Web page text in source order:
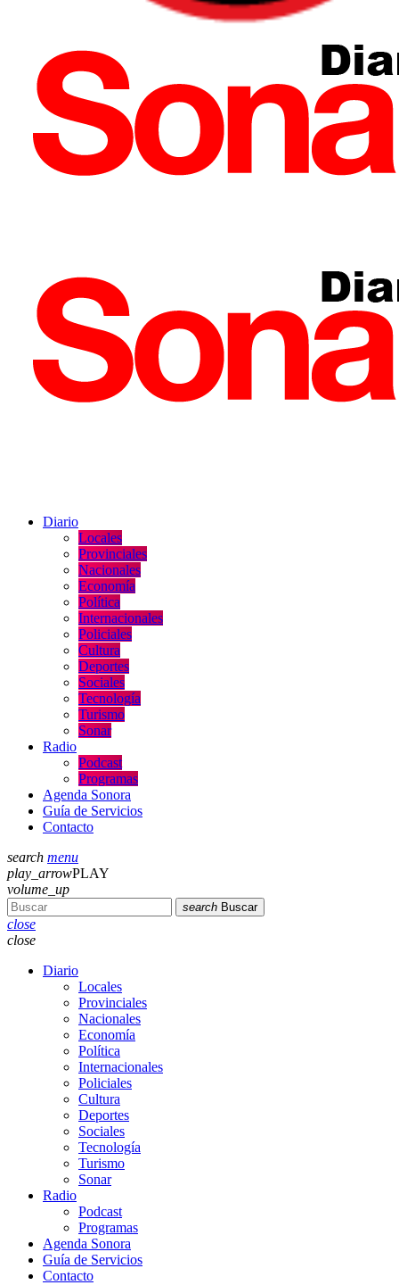
Diario
Locales
Provinciales
Nacionales
Economía
Política
Internacionales
Policiales
Cultura
Deportes
Sociales
Tecnología
Turismo
Sonar
Radio
Podcast
Programas
Agenda Sonora
Guía de Servicios
Contacto
search menu
play_arrowPLAY
volume_up
search Buscar
close
close
Diario
Locales
Provinciales
Nacionales
Economía
Política
Internacionales
Policiales
Cultura
Deportes
Sociales
Tecnología
Turismo
Sonar
Radio
Podcast
Programas
Agenda Sonora
Guía de Servicios
Contacto